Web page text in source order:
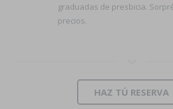
graduadas de presbicia.
precios.
HAZ TÚ RESERVA